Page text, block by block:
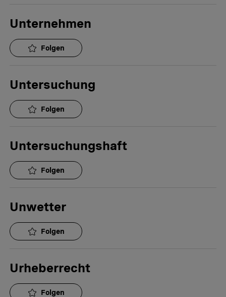
Unternehmen
Folgen
Untersuchung
Folgen
Untersuchungshaft
Folgen
Unwetter
Folgen
Urheberrecht
Folgen